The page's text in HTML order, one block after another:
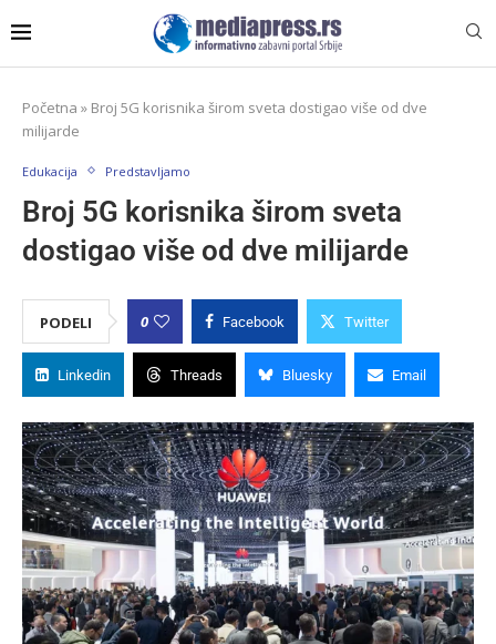
Početna » Broj 5G korisnika širom sveta dostigao više od dve
milijarde
Edukacija Predstavljamo
Broj 5G korisnika širom sveta
dostigao više od dve milijarde
PODELI 0 Facebook Twitter
Linkedin Threads Bluesky Email